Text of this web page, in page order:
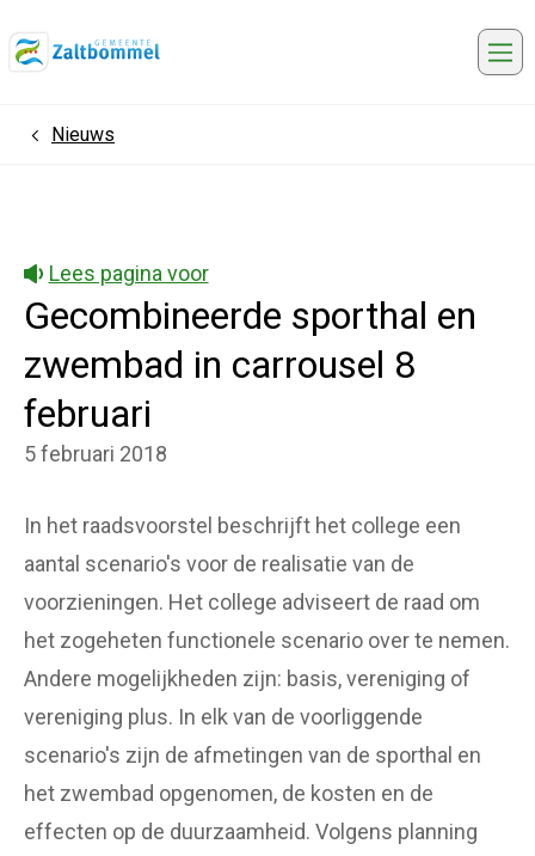
HomeNieuws
Lees pagina voor
Gecombineerde sporthal en
zwembad in carrousel 8
februari
5 februari 2018
In het raadsvoorstel beschrijft het college een
aantal scenario's voor de realisatie van de
voorzieningen. Het college adviseert de raad om
het zogeheten functionele scenario over te nemen.
Andere mogelijkheden zijn: basis, vereniging of
vereniging plus. In elk van de voorliggende
scenario's zijn de afmetingen van de sporthal en
het zwembad opgenomen, de kosten en de
effecten op de duurzaamheid. Volgens planning